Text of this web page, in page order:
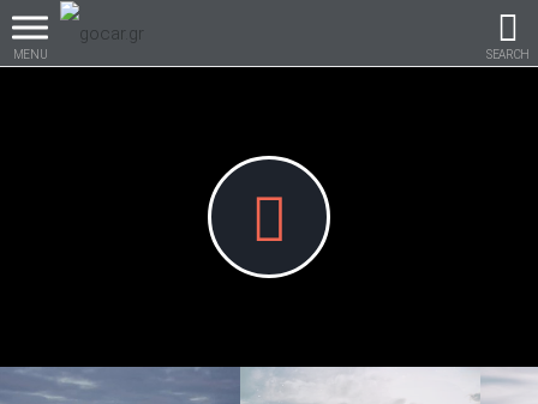
MENU SEARCH
Βρες τα πάντα για το
αυτοκίνητο!
βρες το!